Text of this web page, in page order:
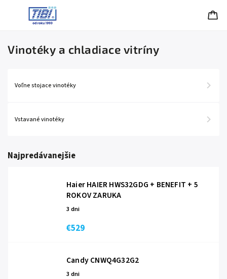
Vinotéky a chladiace vitríny
Voľne stojace vinotéky
Vstavané vinotéky
Najpredávanejšie
Haier HAIER HWS32GDG + BENEFIT + 5
ROKOV ZARUKA
3 dni
€529
Candy CNWQ4G32G2
3 dni